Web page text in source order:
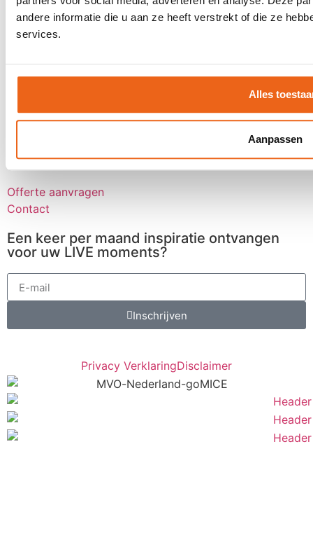
andere informatie die u aan ze heeft verstrekt of die ze
services.
Alles
Aanpassen
Blog
Werken bij
Klantervaringen
Contact
Offerte aanvragen
Contact
Een keer per maand inspiratie ontvangen
voor uw LIVE moments?
Inschrijven
Privacy VerklaringDisclaimer